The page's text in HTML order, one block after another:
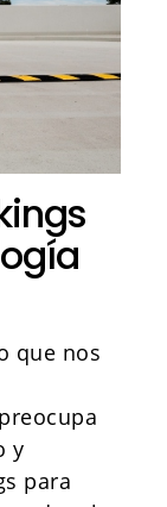
que nos
y
para